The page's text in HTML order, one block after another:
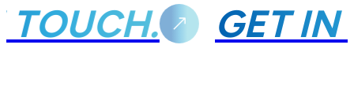
TOUCH. GET IN